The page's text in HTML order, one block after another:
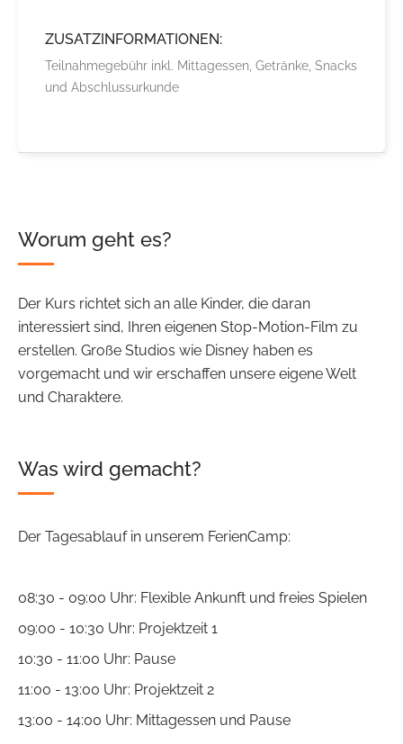
ZUSATZINFORMATIONEN:
Teilnahmegebühr inkl. Mittagessen, Getränke, Snacks
und Abschlussurkunde
Worum geht es?
Der Kurs richtet sich an alle Kinder, die daran
interessiert sind, Ihren eigenen Stop-Motion-Film zu
erstellen. Große Studios wie Disney haben es
vorgemacht und wir erschaffen unsere eigene Welt
und Charaktere.
Was wird gemacht?
Der Tagesablauf in unserem FerienCamp:
08:30 - 09:00 Uhr: Flexible Ankunft und freies Spielen
09:00 - 10:30 Uhr: Projektzeit 1
10:30 - 11:00 Uhr: Pause
11:00 - 13:00 Uhr: Projektzeit 2
13:00 - 14:00 Uhr: Mittagessen und Pause